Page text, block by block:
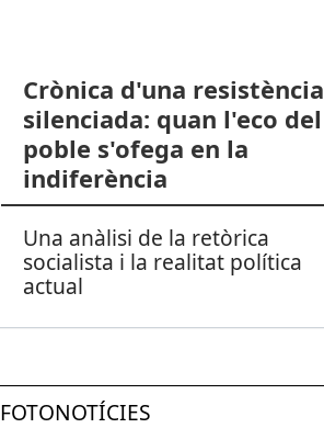
Crònica d'una resistència
silenciada: quan l'eco del
poble s'ofega en la
indiferència
Una anàlisi de la retòrica
socialista i la realitat política
actual
FOTONOTÍCIES